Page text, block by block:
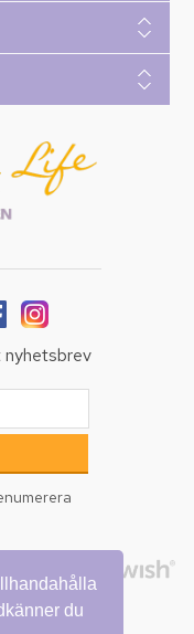
du
nyhetsbrev